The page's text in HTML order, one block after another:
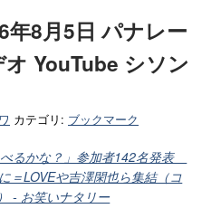
年8月5日 パナレー
YouTube シソン
カテゴリ: ブックマーク
べるかな？」参加者142名発表
＝LOVEや吉澤閑也ら集結（コ
- お笑いナタリー